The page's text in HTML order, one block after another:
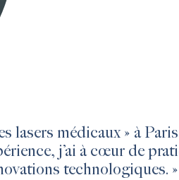
médicaux » à
j’ai à cœur de
technologiques. »